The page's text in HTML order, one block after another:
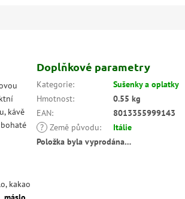
kávě
kakao
Doplňkové parametry
Kategorie:
Sušenky a oplatky
Hmotnost:
0.55 kg
EAN:
8013355999143
? Země původu:
Itálie
Položka byla vyprodána…